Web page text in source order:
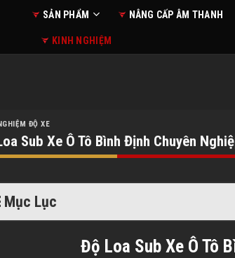
SẢN PHẨM NÂNG CẤP ÂM THANH
KINH NGHIỆM
ĐỘ XE
Sub Xe Ô Tô Bình Định Chuyên
Mục Lục
Độ Loa Sub Xe Ô Tô